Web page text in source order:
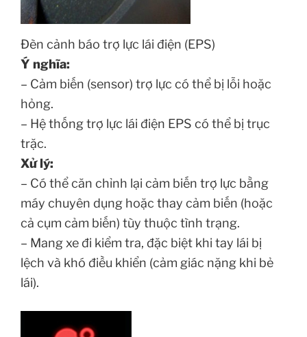
Đèn cảnh báo trợ lực lái điện (EPS)
Ý nghĩa:
– Cảm biến (sensor) trợ lực có thể bị lỗi hoặc
hỏng.
– Hệ thống trợ lực lái điện EPS có thể bị trục
trặc.
Xử lý:
– Có thể căn chỉnh lại cảm biến trợ lực bằng
máy chuyên dụng hoặc thay cảm biến (hoặc
cả cụm cảm biến) tùy thuộc tình trạng.
– Mang xe đi kiểm tra, đặc biệt khi tay lái bị
lệch và khó điều khiển (cảm giác nặng khi bẻ
lái).